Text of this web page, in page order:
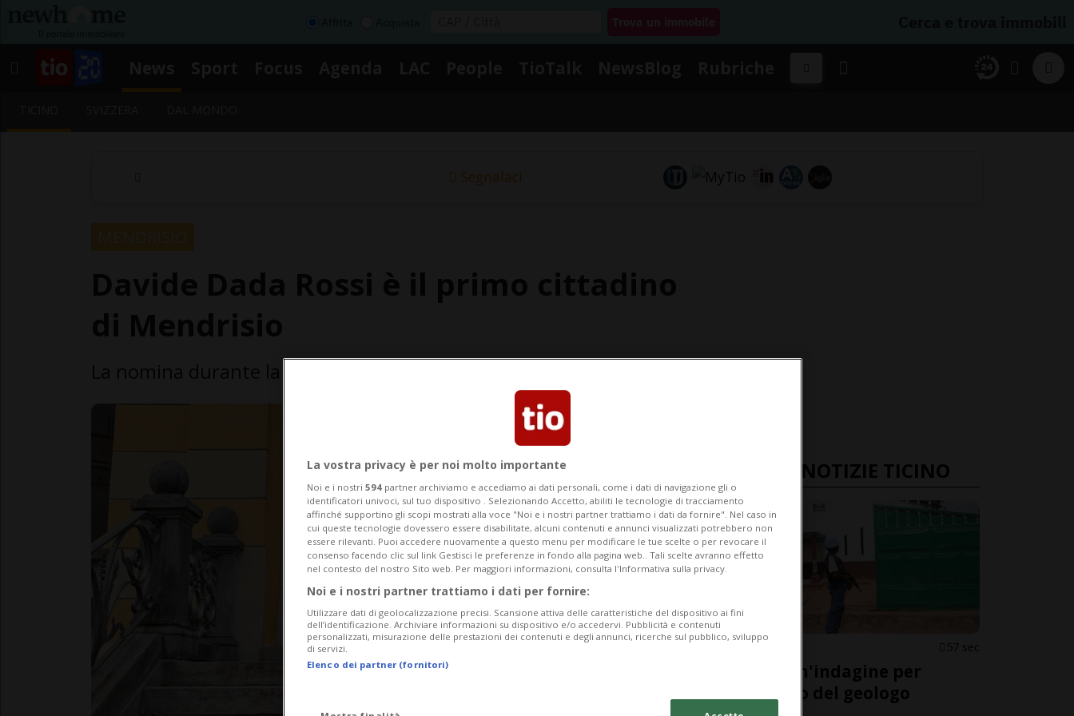
Segnalaci
ULTIME NOTIZIE TICINO
CANTONE 57 sec
Aperta un'indagine per
l'omicidio del geologo
La vostra privacy è per noi molto importante
Noi e i nostri 594 partner archiviamo e accediamo ai dati personali, come i dati di navigazione gli o
identificatori univoci, sul tuo dispositivo . Selezionando Accetto, abiliti le tecnologie di tracciamento
affinché supportino gli scopi mostrati alla voce "Noi e i nostri partner trattiamo i dati da fornire". Nel caso in
cui queste tecnologie dovessero essere disabilitate, alcuni contenuti e annunci visualizzati potrebbero non
essere rilevanti. Puoi accedere nuovamente a questo menu per modificare le tue scelte o per revocare il
consenso facendo clic sul link Gestisci le preferenze in fondo alla pagina web.. Tali scelte avranno effetto
nel contesto del nostro Sito web. Per maggiori informazioni, consulta l'Informativa sulla privacy.
Noi e i nostri partner trattiamo i dati per fornire:
Utilizzare dati di geolocalizzazione precisi. Scansione attiva delle caratteristiche del dispositivo ai fini
dell’identificazione. Archiviare informazioni su dispositivo e/o accedervi. Pubblicità e contenuti
personalizzati, misurazione delle prestazioni dei contenuti e degli annunci, ricerche sul pubblico, sviluppo
di servizi.
Elenco dei partner (fornitori)